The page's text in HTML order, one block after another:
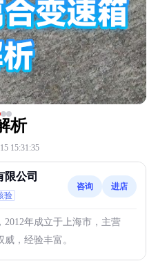
析
15:31:35
限公司
验
咨询 进店
年成立于上海市，主营
，经验丰富。